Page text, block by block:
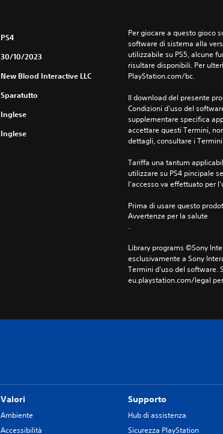
PS4
30/10/2023
New Blood Interactive LLC
Sparatutto
Inglese
Inglese
Per giocare a questo gioco
software di sistema alla
utilizzabile su PS5, alcune
risultare disponibili. Per
PlayStation.com/bc.
Il download del presente
Condizioni d'uso del
supplementare specifica
accettare questi Termini,
dettagli, consultare i
Tariffa una tantum
utilizzare su PS4 pincipale
l'accesso va effettuato per
Prima di usare questo
Avvertenze per la salute
.
Library programs ©Sony
esclusivamente a Sony
Termini d'uso del software.
eu.playstation.com/legal
Valori
Ambiente
Accessibilità
Supporto
Hub di assistenza
Sicurezza PlayStation